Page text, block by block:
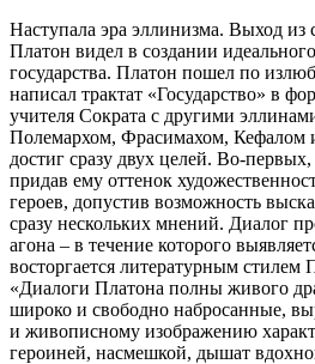
Наступала эра эллинизма. Выход
Платон видел в создании
государства. Платон пошел по
написал трактат «Государство» в
учителя Сократа с другими
Полемархом, Фрасимахом, Кефалом
достиг сразу двух целей. Во-
придав ему оттенок
героев, допустив возможность
сразу нескольких мнений. Диалог
агона – в течение которого
восторгается литературным
«Диалоги Платона полны живого
широко и свободно набросанные,
и живописному изображению
героиней, насмешкой, дышат